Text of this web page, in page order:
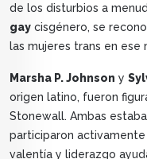
de los disturbios a
gay cisgénero, se
las mujeres trans en ese
Marsha P. Johnson y
origen latino, fueron
Stonewall. Ambas
participaron
valentía y liderazgo